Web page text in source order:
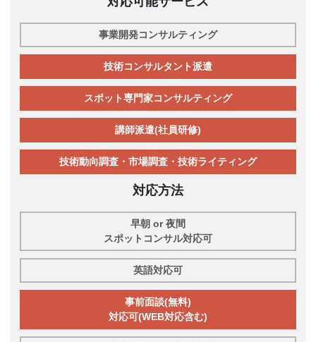
事業開発コンサルティング
技術コンサルタント派遣
スポット専門家コンサルティング
講師派遣(社員研修)
技術動向調査・市場調査・技術ライティング
対応方法
早朝 or 夜間
スポットコンサル対応可
英語対応可
事前面談(無料)
対応可(WEB対応含む)